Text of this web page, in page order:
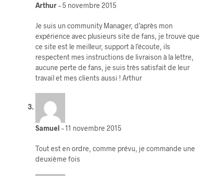
Arthur–5 novembre 2015
Je suis un community Manager, d’après mon
expérience avec plusieurs site de fans, je trouve que
ce site est le meilleur, support à l’écoute, ils
respectent mes instructions de livraison à la lettre,
aucune perte de fans, je suis très satisfait de leur
travail et mes clients aussi ! Arthur
Samuel –11 novembre 2015
Tout est en ordre, comme prévu, je commande une
deuxième fois